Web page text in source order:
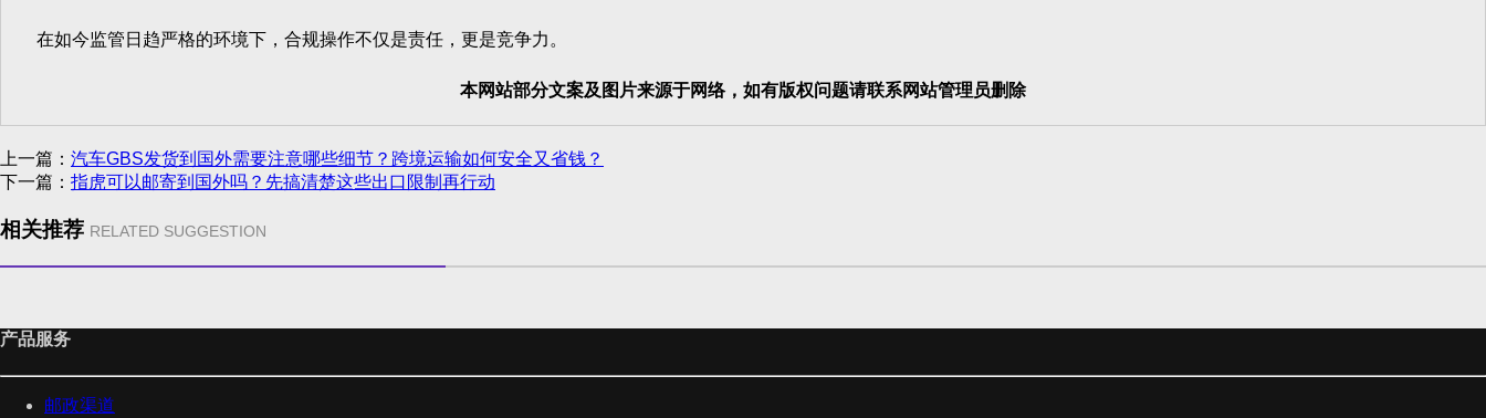
在如今监管日趋严格的环境下，合规操作不仅是责任，更是竞争力。
本网站部分文案及图片来源于网络，如有版权问题请联系网站管理员删除
上一篇： 汽车GBS发货到国外需要注意哪些细节？跨境运输如何安全又省钱？
下一篇： 指虎可以邮寄到国外吗？先搞清楚这些出口限制再行动
相关推荐 RELATED SUGGESTION
产品服务
邮政渠道